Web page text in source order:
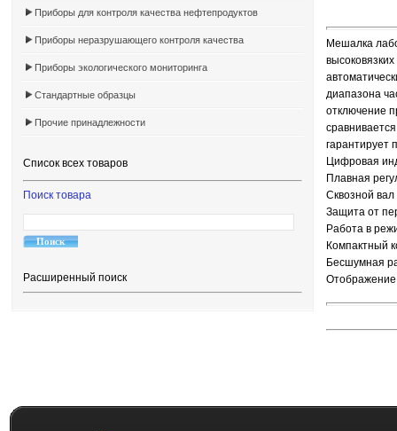
Приборы для контроля качества нефтепродуктов
Приборы неразрушающего контроля качества
Приборы экологического мониторинга
Стандартные образцы
Прочие принадлежности
Список всех товаров
Поиск товара
Расширенный поиск
Мешалка
диапазона
отключение
гарантирует
Цифровая
Плавная
Сквозной
Защита от
Работа в
Компактный
Бесшумная